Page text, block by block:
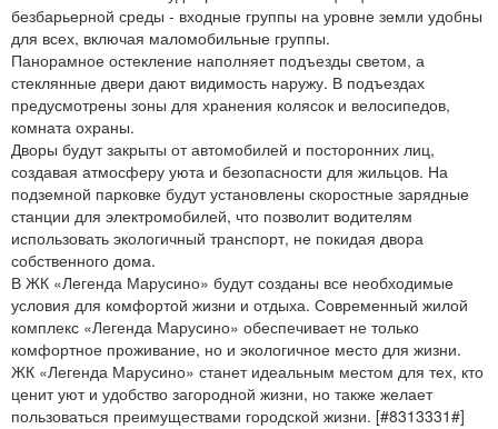
безбарьерной среды - входные группы на уровне земли удобны
для всех, включая маломобильные группы.
Панорамное остекление наполняет подъезды светом, а
стеклянные двери дают видимость наружу. В подъездах
предусмотрены зоны для хранения колясок и велосипедов,
комната охраны.
Дворы будут закрыты от автомобилей и посторонних лиц,
создавая атмосферу уюта и безопасности для жильцов. На
подземной парковке будут установлены скоростные зарядные
станции для электромобилей, что позволит водителям
использовать экологичный транспорт, не покидая двора
собственного дома.
В ЖК «Легенда Марусино» будут созданы все необходимые
условия для комфортой жизни и отдыха. Современный жилой
комплекс «Легенда Марусино» обеспечивает не только
комфортное проживание, но и экологичное место для жизни.
ЖК «Легенда Марусино» станет идеальным местом для тех, кто
ценит уют и удобство загородной жизни, но также желает
пользоваться преимуществами городской жизни. [#8313331#]